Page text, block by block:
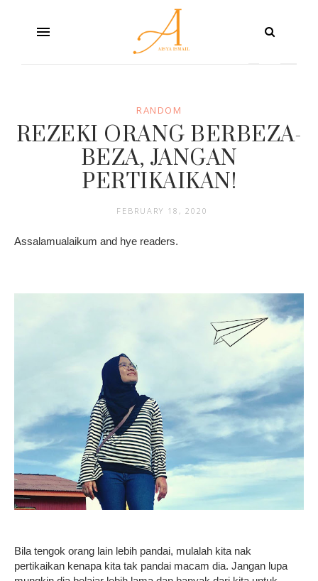
RANDOM
REZEKI ORANG BERBEZA-
BEZA, JANGAN
PERTIKAIKAN!
FEBRUARY 18, 2020
Assalamualaikum and hye readers.
Bila tengok orang lain lebih pandai, mulalah kita nak
pertikaikan kenapa kita tak pandai macam dia. Jangan lupa